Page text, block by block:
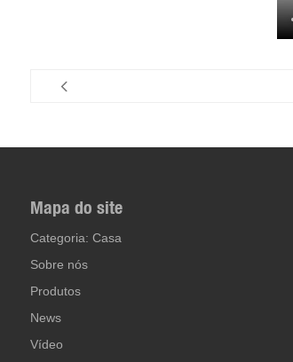
Mapa do site
Categoria: Casa
Sobre nós
Produtos
News
Vídeo